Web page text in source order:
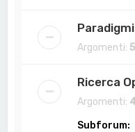
Argomenti: 5
Ricerca
Argomenti:
Subforum: